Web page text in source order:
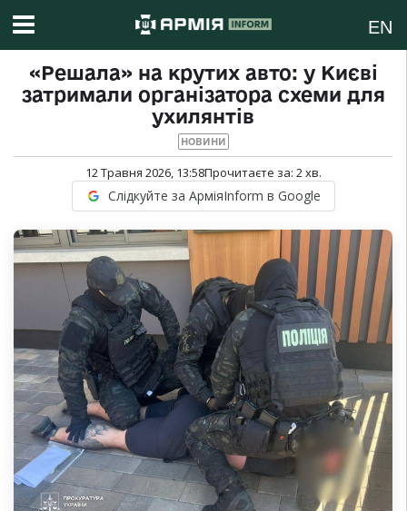
EN
«Решала» на крутих авто: у Києві
затримали організатора схеми для
ухилянтів
НОВИНИ
12 Травня 2026, 13:58Прочитаєте за: 2хв.
Слідкуйте за АрміяInform в Google